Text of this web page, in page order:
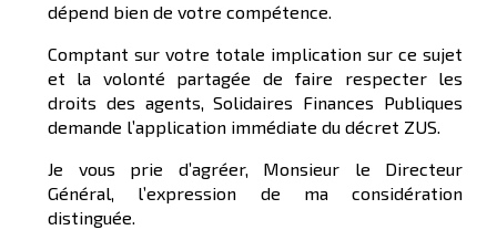
dépend bien de votre compétence.
Comptant sur votre totale implication sur ce sujet
et la volonté partagée de faire respecter les
droits des agents, Solidaires Finances Publiques
demande l’application immédiate du décret ZUS.
Je vous prie d’agréer, Monsieur le Directeur
Général, l’expression de ma considération
distinguée.